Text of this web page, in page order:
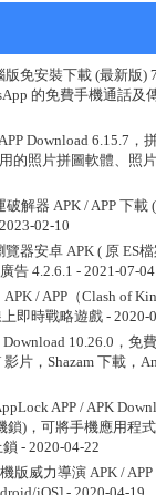
版免安裝下載 (最新版)
的免費手機通話及
Download 6.15.7，
的照片拼圖軟體、照
破解器 APK / APP 下載
02-10
覽器安卓 APK ( 原 ES
告 4.2.6.1 - 2021-07-04
/ APP（Clash of
即時戰略遊戲- 2020-
Download 10.26.0，免
片，Shazam 下載，
APP / APK
鎖)，可將手機應用程
- 2020-04-22
版威力導演 APK / APP